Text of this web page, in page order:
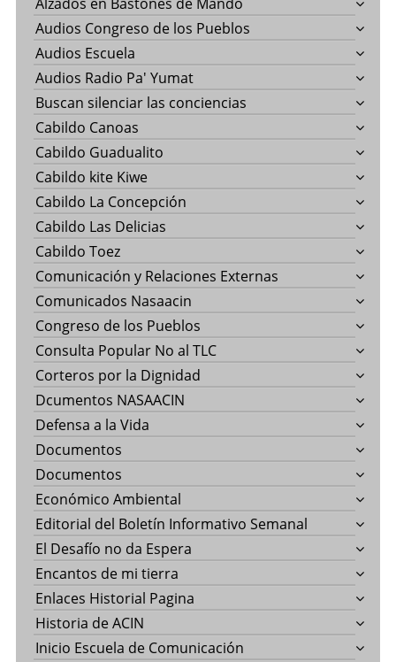
Audios Congreso de los Pueblos
Audios Escuela
Audios Radio Pa' Yumat
Buscan silenciar las conciencias
Cabildo Canoas
Cabildo Guadualito
Cabildo kite Kiwe
Cabildo La Concepción
Cabildo Las Delicias
Cabildo Toez
Comunicación y Relaciones Externas
Comunicados Nasaacin
Congreso de los Pueblos
Consulta Popular No al TLC
Corteros por la Dignidad
Dcumentos NASAACIN
Defensa a la Vida
Documentos
Documentos
Económico Ambiental
Editorial del Boletín Informativo Semanal
El Desafío no da Espera
Encantos de mi tierra
Enlaces Historial Pagina
Historia de ACIN
Inicio Escuela de Comunicación